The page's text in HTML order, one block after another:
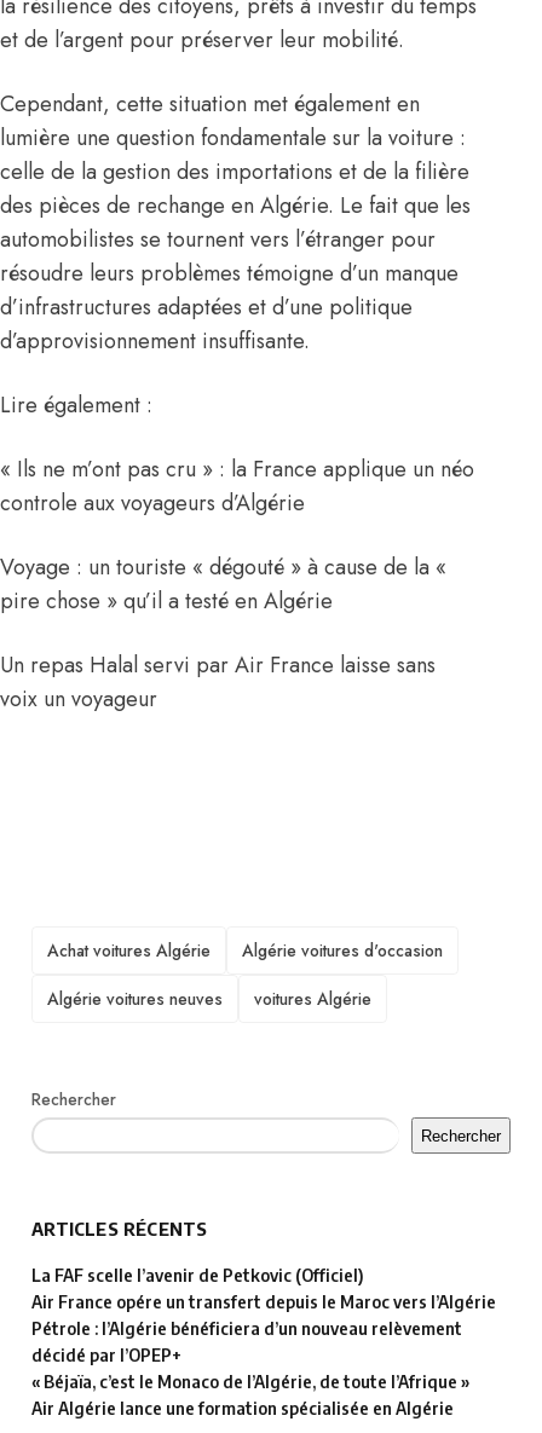
la résilience des citoyens, prêts à investir du temps
et de l’argent pour préserver leur mobilité.
Cependant, cette situation met également en
lumière une question fondamentale sur la voiture :
celle de la gestion des importations et de la filière
des pièces de rechange en Algérie. Le fait que les
automobilistes se tournent vers l’étranger pour
résoudre leurs problèmes témoigne d’un manque
d’infrastructures adaptées et d’une politique
d’approvisionnement insuffisante.
Lire également :
« Ils ne m’ont pas cru » : la France applique un néo
controle aux voyageurs d’Algérie
Voyage : un touriste « dégouté » à cause de la «
pire chose » qu’il a testé en Algérie
Un repas Halal servi par Air France laisse sans
voix un voyageur
TAGS
Achat voitures Algérie
Algérie voitures d'occasion
Algérie voitures neuves
voitures Algérie
Rechercher
Rechercher
ARTICLES RÉCENTS
La FAF scelle l’avenir de Petkovic (Officiel)
Air France opére un transfert depuis le Maroc vers l’Algérie
Pétrole : l’Algérie bénéficiera d’un nouveau relèvement
décidé par l’OPEP+
« Béjaïa, c’est le Monaco de l’Algérie, de toute l’Afrique »
Air Algérie lance une formation spécialisée en Algérie